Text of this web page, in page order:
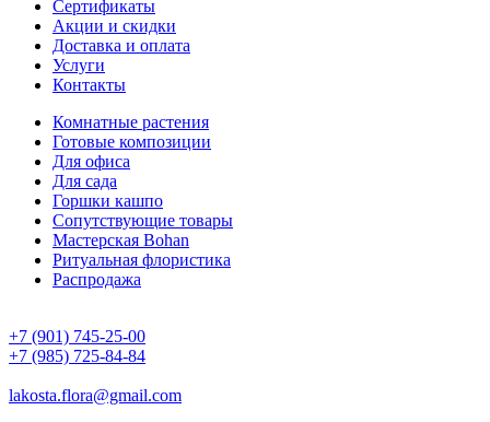
Сертификаты
Акции и скидки
Доставка и оплата
Услуги
Контакты
Комнатные растения
Готовые композиции
Для офиса
Для сада
Горшки кашпо
Сопутствующие товары
Мастерская Bohan
Ритуальная флористика
Распродажа
+7 (901) 745-25-00
+7 (985) 725-84-84
lakosta.flora@gmail.com